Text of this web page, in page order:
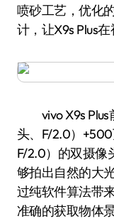
喷砂工艺，优化
计，让X9s Plus
vivo X9s Plus
头、F/2.0）+500
F/2.0）的双摄像
够拍出自然的大
过纯软件算法带
准确的获取物体